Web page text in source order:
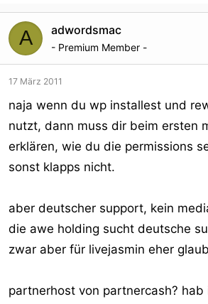
A adwordsmac
- Premium Member -
17 März 2011
naja wenn du wp installest und
nutzt, dann muss dir beim ersten
erklären, wie du die permissions
sonst klapps nicht.
aber deutscher support, kein
die awe holding sucht deutsche
zwar aber für livejasmin eher
partnerhost von partnercash?